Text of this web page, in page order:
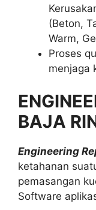
(Beton,
Warm,
Proses
menjaga
BAJA
Engineering
ketahanan
pemasangan
Software